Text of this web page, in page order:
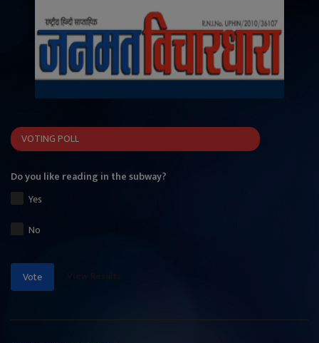
VOTING POLL
Do you like reading in the subway?
Yes
No
Vote